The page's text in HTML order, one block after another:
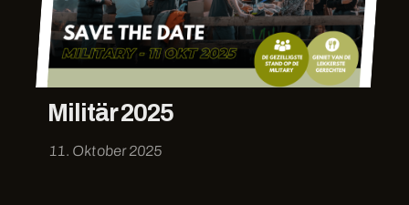
Militär 2025
11. Oktober 2025